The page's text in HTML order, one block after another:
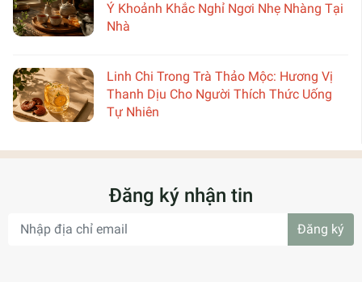
Ý Khoảnh Khắc Nghỉ Ngơi Nhẹ Nhàng Tại
Nhà
Linh Chi Trong Trà Thảo Mộc: Hương Vị
Thanh Dịu Cho Người Thích Thức Uống
Tự Nhiên
Đăng ký nhận tin
Đăng ký